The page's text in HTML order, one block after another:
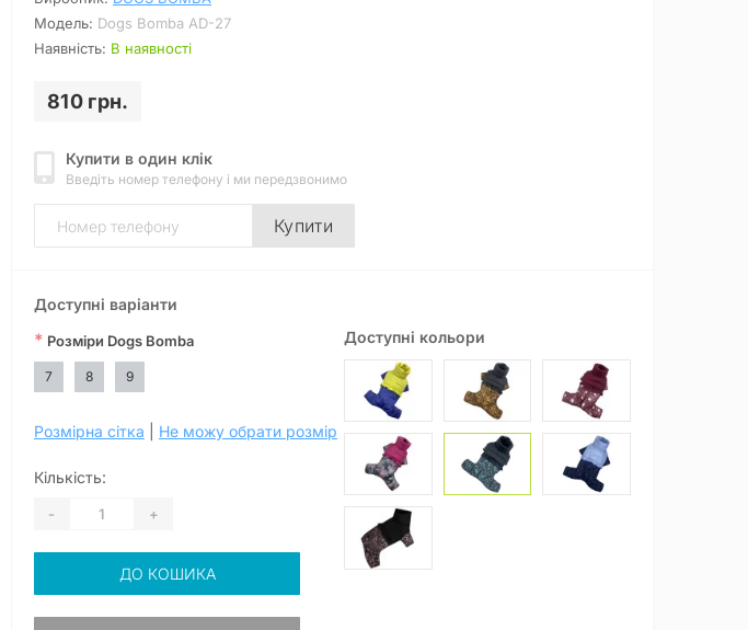
Модель: Dogs Bomba AD-27
Наявність: В наявності
810 грн.
Купити в один клік
Введіть номер телефону і ми передзвонимо
Купити
Доступні кольори
Доступні варіанти
* Розміри Dogs Bomba
7 8 9
Розмірна сітка Не можу обрати розмір
Кількість:
- +
ДО КОШИКА